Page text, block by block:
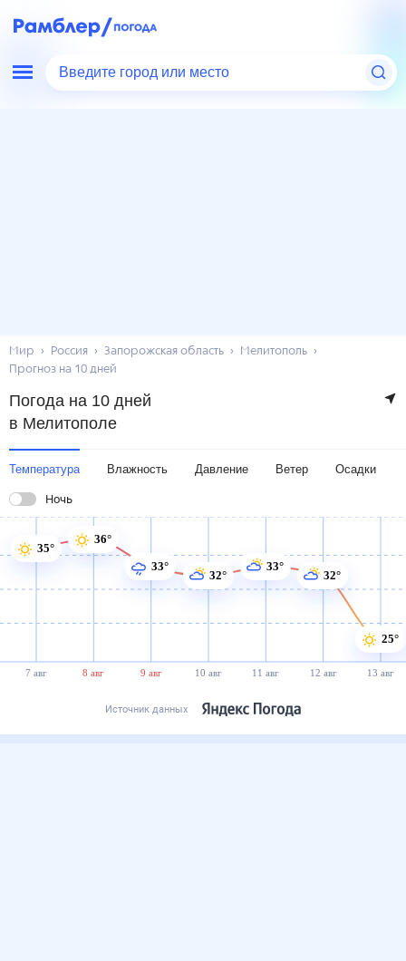
Введите город или место
Мир Россия Запорожская область
Мелитополь
Прогноз на 10 дней
Погода на 10 дней
в Мелитополе
Температура Влажность Давление Ветер Осадки
Ночь
7 авг 8 авг 9 авг 10 авг 11 авг 12 авг 13 авг
35°
36°
33°
32°
33°
32°
25°
Источник данных